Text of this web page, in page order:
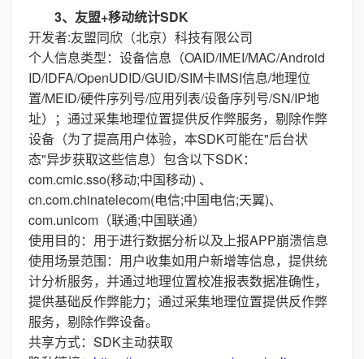
3、友盟+移动统计SDK
开发者:友盟同欣（北京）科技有限公司
个人信息类型：设备信息（OAID/IMEI/MAC/Android
ID/IDFA/OpenUDID/GUID/SIM卡IMSI信息/地理位
置/MEID/硬件序列号/应用列表/设备序列号/SN/IP地
址）；通过采集地理位置提供反作弊服务，剔除作弊
设备（为了提高用户体验，本SDK可能在"后台状
态"异步获取这些信息）包含以下SDK：
com.cmic.sso(移动;中国移动) 、
cn.com.chinatelecom(电信;中国电信;天翼)、
com.unicom（联通;中国联通）
使用目的：用于进行数据分析以及上报APP崩溃信息
使用场景范围：用户收集如用户新增等信息，提供统
计分析服务，并通过地理位置校准报表数据准确性，
提供基础反作弊能力；通过采集地理位置提供反作弊
服务，剔除作弊设备。
共享方式：SDK主动获取